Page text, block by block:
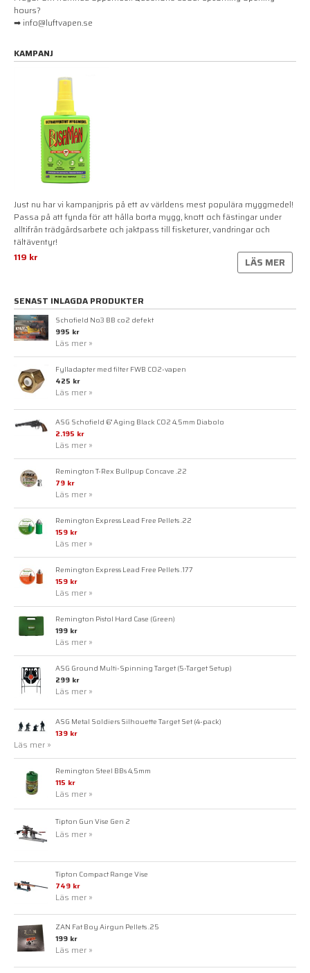
hours?
➡ info@luftvapen.se
KAMPANJ
Just nu har vi kampanjpris på ett av världens mest populära myggmedel!
Passa på att fynda för att hålla borta mygg, knott och fästingar under
alltifrån trädgårdsarbete och jaktpass till fisketurer, vandringar och
tältäventyr!
119 kr
LÄS MER
SENAST INLAGDA PRODUKTER
Schofield No3 BB co2 defekt
995 kr
Läs mer »
Fylladapter med filter FWB CO2-vapen
425 kr
Läs mer »
ASG Schofield 6" Aging Black CO2 4,5mm Diabolo
2.195 kr
Läs mer »
Remington T-Rex Bullpup Concave .22
79 kr
Läs mer »
Remington Express Lead Free Pellets .22
159 kr
Läs mer »
Remington Express Lead Free Pellets .177
159 kr
Läs mer »
Remington Pistol Hard Case (Green)
199 kr
Läs mer »
ASG Ground Multi-Spinning Target (5-Target Setup)
299 kr
Läs mer »
ASG Metal Soldiers Silhouette Target Set (4-pack)
139 kr
Läs mer »
Remington Steel BBs 4,5mm
115 kr
Läs mer »
Tipton Gun Vise Gen 2
Läs mer »
Tipton Compact Range Vise
749 kr
Läs mer »
ZAN Fat Boy Airgun Pellets .25
199 kr
Läs mer »